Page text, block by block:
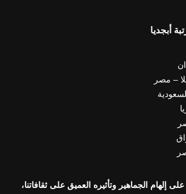
أبجديا
– مصر
إلهام الجماهير وتأثيره العميق على ثقافاتنا،